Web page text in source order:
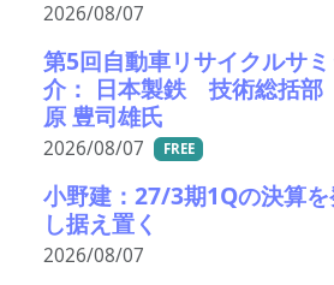
2026/08/07
第5回自動車リサイクルサ
介： 日本製鉄 技術総括
原 豊司雄氏
2026/08/07 FREE
小野建：27/3期1Qの決算
し据え置く
2026/08/07